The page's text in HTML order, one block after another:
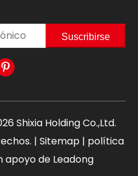
Suscribirse
Shixia Holding Co.,Ltd.
| Sitemap| política
apoyo de Leadong